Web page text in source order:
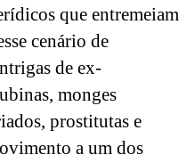
que entremeiam
cenário de
de ex-
monges
prostitutas e
a um dos